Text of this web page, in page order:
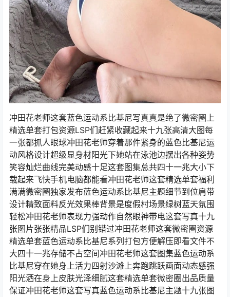
冲田花老师这套蓝色运动系比基尼写真真是绝了微密圈上
精选单套打包资源LSP们赶紧收藏起来十九张高清大图每
一张都抓人眼球冲田花老师穿着那件紧身的蓝色比基尼运
动风格设计超级显身材阳光下她站在泳池边摆出各种姿势
笑容灿烂曲线完美动感十足这套图集总共四十一兆大小下
载起来飞快手机电脑都能看冲田花老师这套精选单套福利
满满微密圈独家发布蓝色运动系比基尼主题细节到位肩带
设计精致面料反光效果棒背景是度假村场景绿树蓝天氛围
轻松冲田花老师表现力强动作自然眼神带电这套写真十九
张图片张张精品LSP们别错过冲田花老师这套微密圈资源
精选单套蓝色运动系比基尼系列打包方便解压即看文件不
大四十一兆存储不占空间冲田花老师这套图集蓝色运动系
比基尼穿在她身上活力四射沙滩上奔跑跳跃画面动态感强
阳光洒在身上皮肤光泽细腻这套精选单套微密圈出品质量
保证冲田花老师这套写真蓝色运动系比基尼主题十九张图